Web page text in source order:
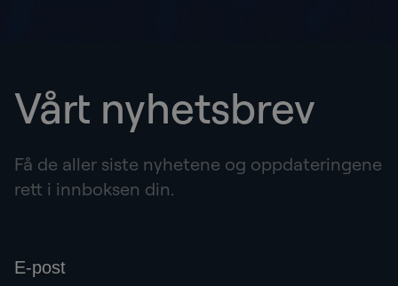
Vårt nyhetsbrev
Få de aller siste nyhetene og oppdateringene
rett i innboksen din.